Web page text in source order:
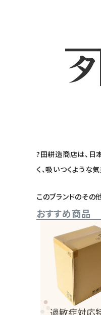
ようこそ ゲスト 様
?田耕造商店は、日
く、吸いつくような
このブランドのその
おすすめ商品